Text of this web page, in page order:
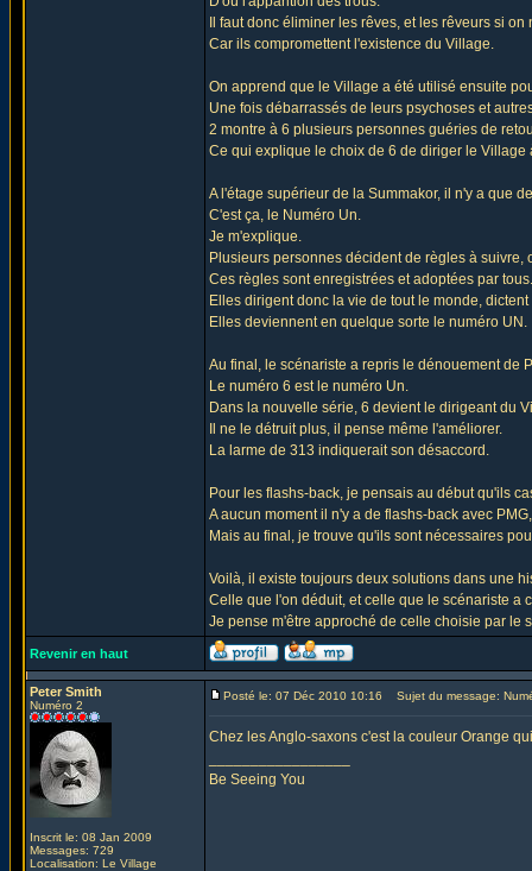
Il faut donc éliminer les rêves, et les rêveurs si
Car ils compromettent l'existence du Village.
On apprend que le Village a été utilisé ensuite
Une fois débarrassés de leurs psychoses et
2 montre à 6 plusieurs personnes guéries de
Ce qui explique le choix de 6 de diriger le Village
A l'étage supérieur de la Summakor, il n'y a que
C'est ça, le Numéro Un.
Je m'explique.
Plusieurs personnes décident de règles à suivre,
Ces règles sont enregistrées et adoptées par tous.
Elles dirigent donc la vie de tout le monde,
Elles deviennent en quelque sorte le numéro
Au final, le scénariste a repris le dénouement de
Le numéro 6 est le numéro Un.
Dans la nouvelle série, 6 devient le dirigeant du
Il ne le détruit plus, il pense même l'améliorer.
La larme de 313 indiquerait son désaccord.
Pour les flashs-back, je pensais au début qu'ils
A aucun moment il n'y a de flashs-back avec
Mais au final, je trouve qu'ils sont nécessaires
Voilà, il existe toujours deux solutions dans une
Celle que l'on déduit, et celle que le scénariste a
Je pense m'être approché de celle choisie par le
Revenir en haut
Peter Smith
Numéro 2
Inscrit le: 08 Jan 2009
Messages: 729
Localisation: Le Village
Posté le: 07 Déc 2010 10:16 Sujet du message:
Chez les Anglo-saxons c'est la couleur Orange
Be Seeing You